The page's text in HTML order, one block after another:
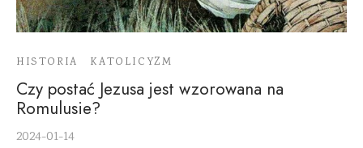
HISTORIA KATOLICYZM
Czy postać Jezusa jest wzorowana na
Romulusie?
2024-01-14